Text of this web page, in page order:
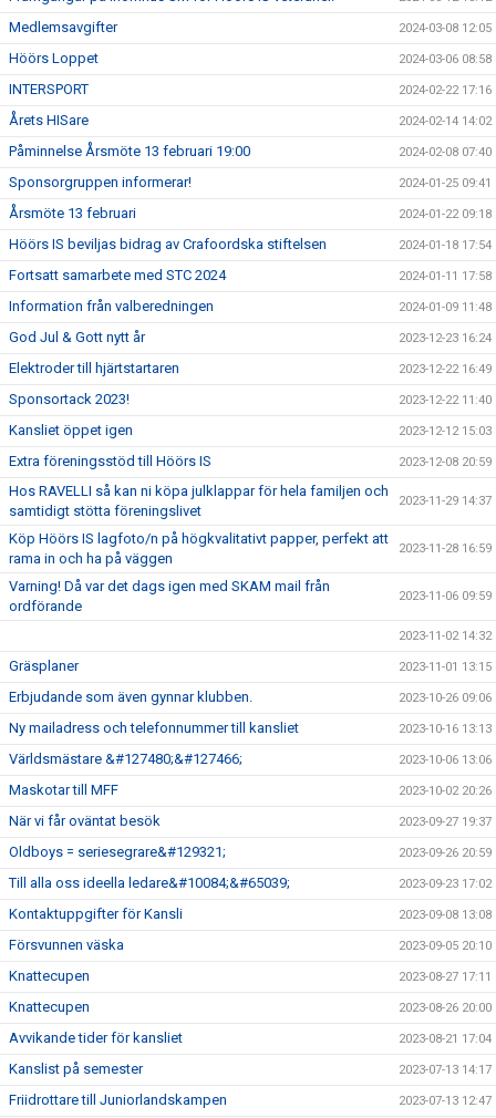
Medlemsavgifter 2024-03-08 12:05
Höörs Loppet 2024-03-06 08:58
INTERSPORT 2024-02-22 17:16
Årets HISare 2024-02-14 14:02
Påminnelse Årsmöte 13 februari 19:00 2024-02-08 07:40
Sponsorgruppen informerar! 2024-01-25 09:41
Årsmöte 13 februari 2024-01-22 09:18
Höörs IS beviljas bidrag av Crafoordska stiftelsen 2024-01-18 17:54
Fortsatt samarbete med STC 2024 2024-01-11 17:58
Information från valberedningen 2024-01-09 11:48
God Jul & Gott nytt år 2023-12-23 16:24
Elektroder till hjärtstartaren 2023-12-22 16:49
Sponsortack 2023! 2023-12-22 11:40
Kansliet öppet igen 2023-12-12 15:03
Extra föreningsstöd till Höörs IS 2023-12-08 20:59
Hos RAVELLI så kan ni köpa julklappar för hela familjen och
samtidigt stötta föreningslivet
2023-11-29 14:37
Köp Höörs IS lagfoto/n på högkvalitativt papper, perfekt att
rama in och ha på väggen
2023-11-28 16:59
Varning! Då var det dags igen med SKAM mail från
ordförande
2023-11-06 09:59
2023-11-02 14:32
Gräsplaner 2023-11-01 13:15
Erbjudande som även gynnar klubben. 2023-10-26 09:06
Ny mailadress och telefonnummer till kansliet 2023-10-16 13:13
Världsmästare &#127480;&#127466; 2023-10-06 13:06
Maskotar till MFF 2023-10-02 20:26
När vi får oväntat besök 2023-09-27 19:37
Oldboys = seriesegrare&#129321; 2023-09-26 20:59
Till alla oss ideella ledare&#10084;&#65039; 2023-09-23 17:02
Kontaktuppgifter för Kansli 2023-09-08 13:08
Försvunnen väska 2023-09-05 20:10
Knattecupen 2023-08-27 17:11
Knattecupen 2023-08-26 20:00
Avvikande tider för kansliet 2023-08-21 17:04
Kanslist på semester 2023-07-13 14:17
Friidrottare till Juniorlandskampen 2023-07-13 12:47